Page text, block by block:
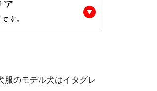
服のモデル犬はイタグレ